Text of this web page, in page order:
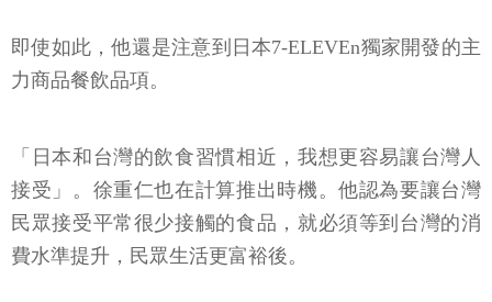
即使如此，他還是注意到日本7-ELEVEn獨家開發的主
力商品餐飲品項。
「日本和台灣的飲食習慣相近，我想更容易讓台灣人
接受」。徐重仁也在計算推出時機。他認為要讓台灣
民眾接受平常很少接觸的食品，就必須等到台灣的消
費水準提升，民眾生活更富裕後。